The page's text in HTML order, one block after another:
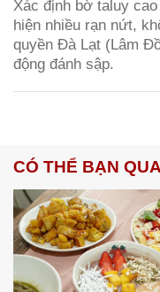
Xác định bờ taluy
hiện nhiều rạn nứt,
quyền Đà Lạt (Lâm
động đánh sập.
CÓ THỂ BẠN